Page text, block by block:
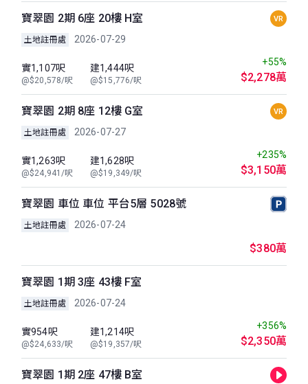
寶翠園 2期 6座 20樓 H室 VR
土地註冊處 2026-07-29
實1,107呎
@$20,578/呎
建1,444呎
@$15,776/呎
+55%
$2,278萬
寶翠園 2期 8座 12樓 G室 VR
土地註冊處 2026-07-27
實1,263呎
@$24,941/呎
建1,628呎
@$19,349/呎
+235%
$3,150萬
寶翠園 車位 車位 平台5層 5028號
土地註冊處 2026-07-24
$380萬
寶翠園 1期 3座 43樓 F室
土地註冊處 2026-07-24
實954呎
@$24,633/呎
建1,214呎
@$19,357/呎
+356%
$2,350萬
寶翠園 1期 2座 47樓 B室